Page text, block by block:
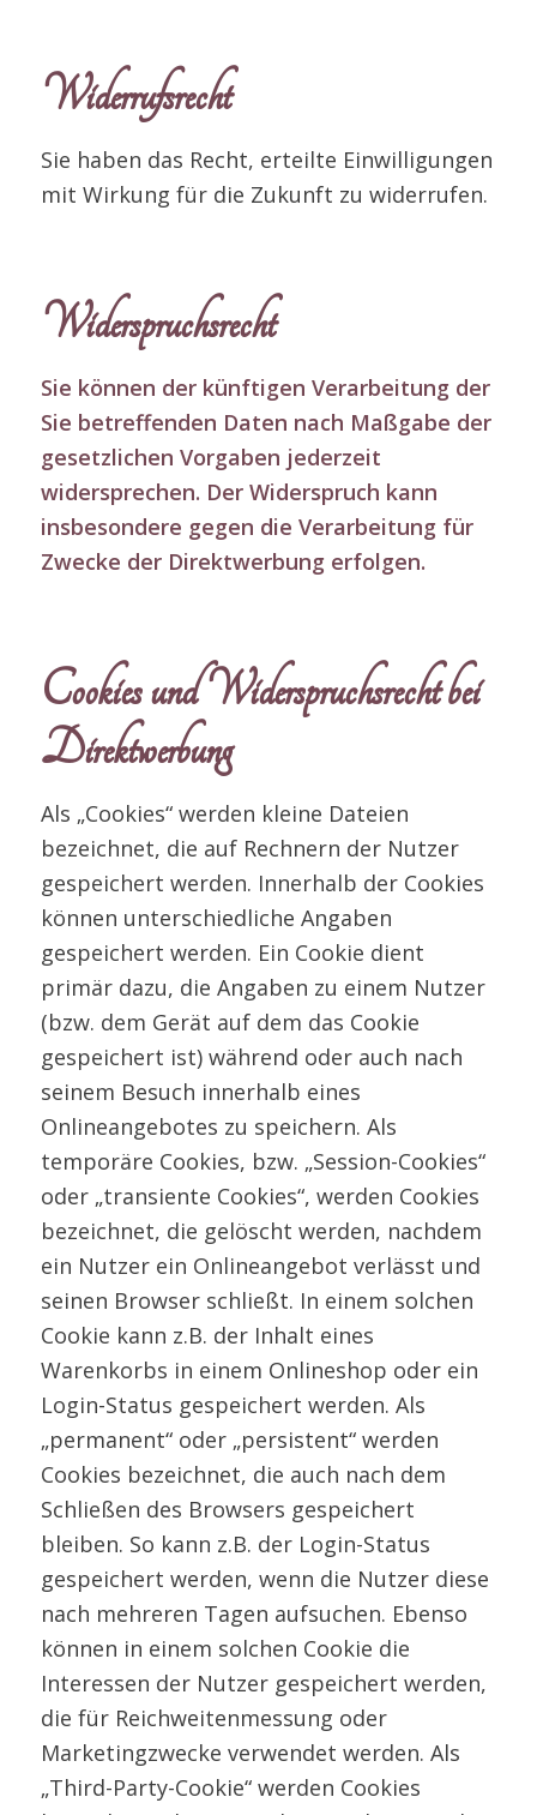
Widerrufsrecht
Sie haben das Recht, erteilte Einwilligungen
mit Wirkung für die Zukunft zu widerrufen.
Widerspruchsrecht
Sie können der künftigen Verarbeitung der
Sie betreffenden Daten nach Maßgabe der
gesetzlichen Vorgaben jederzeit
widersprechen. Der Widerspruch kann
insbesondere gegen die Verarbeitung für
Zwecke der Direktwerbung erfolgen.
Cookies und Widerspruchsrecht bei
Direktwerbung
Als „Cookies“ werden kleine Dateien
bezeichnet, die auf Rechnern der Nutzer
gespeichert werden. Innerhalb der Cookies
können unterschiedliche Angaben
gespeichert werden. Ein Cookie dient
primär dazu, die Angaben zu einem Nutzer
(bzw. dem Gerät auf dem das Cookie
gespeichert ist) während oder auch nach
seinem Besuch innerhalb eines
Onlineangebotes zu speichern. Als
temporäre Cookies, bzw. „Session-Cookies“
oder „transiente Cookies“, werden Cookies
bezeichnet, die gelöscht werden, nachdem
ein Nutzer ein Onlineangebot verlässt und
seinen Browser schließt. In einem solchen
Cookie kann z.B. der Inhalt eines
Warenkorbs in einem Onlineshop oder ein
Login-Status gespeichert werden. Als
„permanent“ oder „persistent“ werden
Cookies bezeichnet, die auch nach dem
Schließen des Browsers gespeichert
bleiben. So kann z.B. der Login-Status
gespeichert werden, wenn die Nutzer diese
nach mehreren Tagen aufsuchen. Ebenso
können in einem solchen Cookie die
Interessen der Nutzer gespeichert werden,
die für Reichweitenmessung oder
Marketingzwecke verwendet werden. Als
„Third-Party-Cookie“ werden Cookies